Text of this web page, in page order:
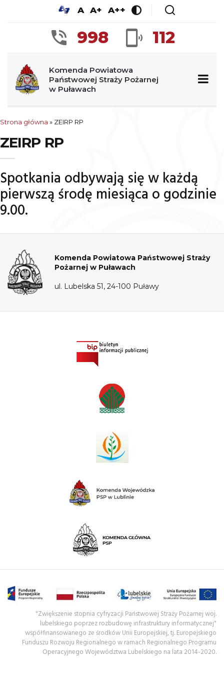
A A+ A++
998 112
Komenda Powiatowa
Państwowej Straży Pożarnej
w Puławach
Strona główna » ZEIRP RP
ZEIRP RP
Spotkania odbywają się w każdą
pierwszą środę miesiąca o godzinie
9.00.
Komenda Powiatowa Państwowej Straży
Pożarnej w Puławach
ul. Lubelska 51, 24-100 Puławy
"Zwiększenie stopnia cyfryzacji Państwowej Straży Pożarnej woj.
lubelskiego poprzez rozbudowę infrastruktury informatycznej"
współfinansowanego ze środków Unii Europejskiej, tj. Europejskiego
Funduszu Rozwoju Regionalnego w ramach Regionalnego Programu
Operacyjnego Województwa Lubelskiego na lata 2014-2020.